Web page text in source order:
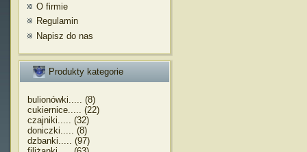
O firmie
Regulamin
Napisz do nas
Produkty kategorie
bulionówki..... (8)
cukiernice..... (22)
czajniki..... (32)
doniczki..... (8)
dzbanki..... (97)